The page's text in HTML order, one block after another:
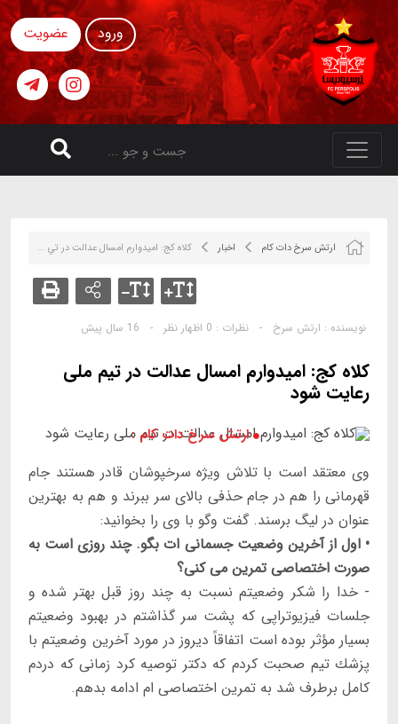
ورود عضویت
ارتش سرخ دات کام اخبار كلاه كج: اميدوارم امسال عدالت در تي ...
نویسنده : ارتش سرخ - نظرات : 0 اظهار نظر - 16 سال پیش
كلاه كج: اميدوارم امسال عدالت در تيم ملى
رعايت شود
ارتش سرخ دات کام :
وى معتقد است با تلاش ويژه سرخپوشان قادر هستند جام
قهرمانى را هم در جام حذفى بالاى سر ببرند و هم به بهترين
عنوان در ليگ برسند. گفت وگو با وى را بخوانيد:
• اول از آخرين وضعيت جسمانى ات بگو. چند روزى است به
صورت اختصاصى تمرين مى كنى؟
- خدا را شكر وضعيتم نسبت به چند روز قبل بهتر شده و
جلسات فيزيوتراپى كه پشت سر گذاشتم در بهبود وضعيتم
بسيار مؤثر بوده است اتفاقاً ديروز در مورد آخرين وضعيتم با
پزشك تيم صحبت كردم كه دكتر توصيه كرد زمانى كه دردم
كامل برطرف شد به تمرين اختصاصى ام ادامه بدهم.